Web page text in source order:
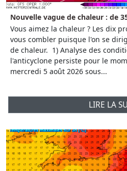
Nouvelle vague de chaleur : de
Vous aimez la chaleur ? Les dix
vous combler puisque l'on se
de chaleur. 1) Analyse des
l'anticyclone persiste pour le
mercredi 5 août 2026 sous...
LIRE LA